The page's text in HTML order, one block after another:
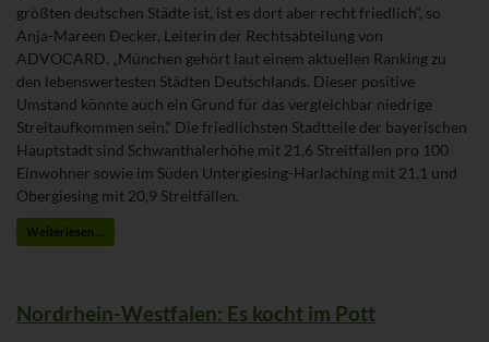
größten deutschen Städte ist, ist es dort aber recht friedlich“, so
Anja-Mareen Decker, Leiterin der Rechtsabteilung von
ADVOCARD. „München gehört laut einem aktuellen Ranking zu
den lebenswertesten Städten Deutschlands. Dieser positive
Umstand könnte auch ein Grund für das vergleichbar niedrige
Streitaufkommen sein.“ Die friedlichsten Stadtteile der bayerischen
Hauptstadt sind Schwanthalerhöhe mit 21,6 Streitfällen pro 100
Einwohner sowie im Süden Untergiesing-Harlaching mit 21,1 und
Obergiesing mit 20,9 Streitfällen.
Weiterlesen …
Nordrhein-Westfalen: Es kocht im Pott